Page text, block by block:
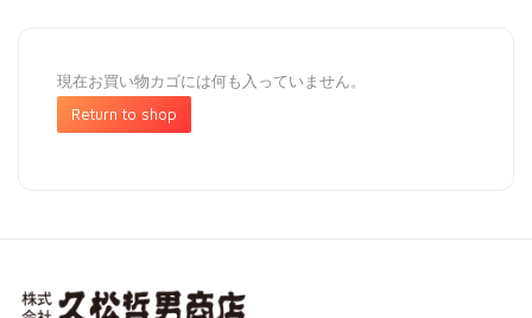
現在お買い物カゴには何も入っていません。
Return to shop